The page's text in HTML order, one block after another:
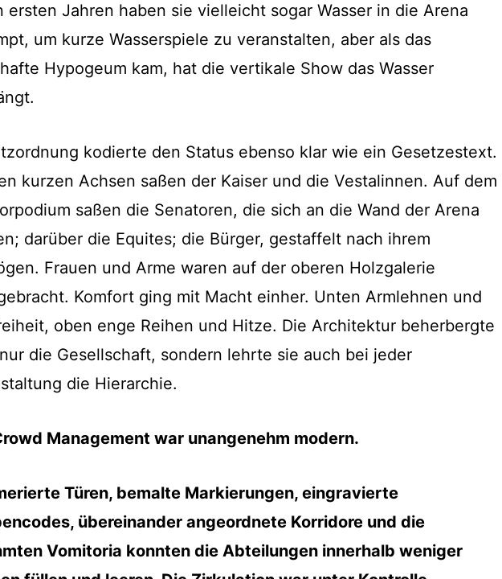
ersten Jahren haben sie vielleicht sogar Wasser in die Arena
um kurze Wasserspiele zu veranstalten, aber als das
Hypogeum kam, hat die vertikale Show das Wasser
kodierte den Status ebenso klar wie ein Gesetzestext.
kurzen Achsen saßen der Kaiser und die Vestalinnen. Auf dem
saßen die Senatoren, die sich an die Wand der Arena
darüber die Equites; die Bürger, gestaffelt nach ihrem
Frauen und Arme waren auf der oberen Holzgalerie
Komfort ging mit Macht einher. Unten Armlehnen und
oben enge Reihen und Hitze. Die Architektur beherbergte
die Gesellschaft, sondern lehrte sie auch bei jeder
die Hierarchie.
Management war unangenehm modern.
Türen, bemalte Markierungen, eingravierte
übereinander angeordnete Korridore und die
Vomitoria konnten die Abteilungen innerhalb weniger